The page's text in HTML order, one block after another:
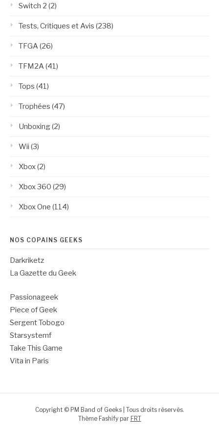
Switch 2 (2)
Tests, Critiques et Avis (238)
TFGA(26)
TFM2A(41)
Tops (41)
Trophées (47)
Unboxing(2)
Wii (3)
Xbox(2)
Xbox 360 (29)
Xbox One (114)
NOS COPAINS GEEKS
Darkriketz
La Gazette du Geek
Passionageek
Piece of Geek
Sergent Tobogo
Starsystemf
Take This Game
Vita in Paris
Copyright © PM Band of Geeks | Tous droits réservés.
Thème Fashify par FRT